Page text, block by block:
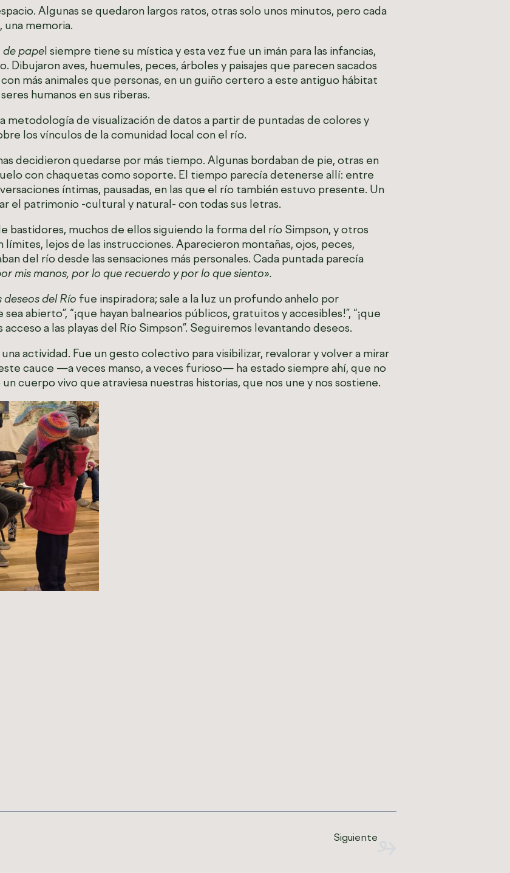
Algunas se quedaron largos ratos, otras solo unos minutos, pero cada
una memoria.
de papel siempre tiene su mística y esta vez fue un imán para las infancias,
Dibujaron aves, huemules, peces, árboles y paisajes que parecen sacados
más animales que personas, en un guiño certero a este antiguo hábitat
humanos en sus riberas.
metodología de visualización de datos a partir de puntadas de colores y
los vínculos de la comunidad local con el río.
decidieron quedarse por más tiempo. Algunas bordaban de pie, otras en
con chaquetas como soporte. El tiempo parecía detenerse allí: entre
íntimas, pausadas, en las que el río también estuvo presente. Un
el patrimonio -cultural y natural- con todas sus letras.
bastidores, muchos de ellos siguiendo la forma del río Simpson, y otros
límites, lejos de las instrucciones. Aparecieron montañas, ojos, peces,
del río desde las sensaciones más personales. Cada puntada parecía
mis manos, por lo que recuerdo y por lo que siento».
del Río fue inspiradora; sale a la luz un profundo anhelo por
abierto”, “¡que hayan balnearios públicos, gratuitos y accesibles!”, “¡que
a las playas del Río Simpson”. Seguiremos levantando deseos.
actividad. Fue un gesto colectivo para visibilizar, revalorar y volver a mirar
cauce —a veces manso, a veces furioso— ha estado siempre ahí, que no
cuerpo vivo que atraviesa nuestras historias, que nos une y nos sostiene.
Siguiente